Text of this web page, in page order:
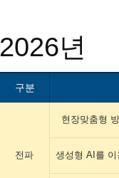
2026년
구분
전파
현장맞춤형
생성형 AI를